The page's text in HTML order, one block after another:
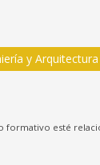
y Arquitectura
formativo esté